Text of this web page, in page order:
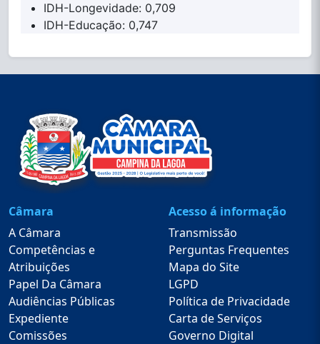
IDH-Longevidade: 0,709
IDH-Educação: 0,747
Câmara
A Câmara
Competências e
Atribuições
Papel Da Câmara
Audiências Públicas
Expediente
Comissões
Acesso á informação
Transmissão
Perguntas Frequentes
Mapa do Site
LGPD
Política de Privacidade
Carta de Serviços
Governo Digital